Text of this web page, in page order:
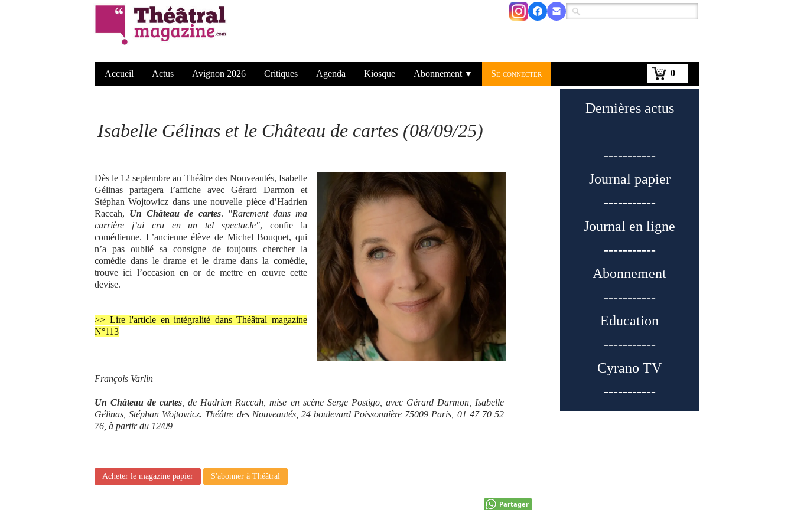
0
Accueil Actus Avignon 2026 Critiques Agenda Kiosque Abonnement ▼ Se connecter
Isabelle Gélinas et le Château de cartes (08/09/25)
Dès le 12 septembre au Théâtre des Nouveautés, Isabelle
Gélinas partagera l’affiche avec Gérard Darmon et
Stéphan Wojtowicz dans une nouvelle pièce d’Hadrien
Raccah, Un Château de cartes.
"Rarement dans ma
carrière j’ai cru en un tel spectacle", confie la
comédienne. L’ancienne élève de Michel Bouquet, qui
n’a pas oublié sa consigne de toujours chercher la
comédie dans le drame et le drame dans la comédie,
trouve ici l’occasion en or de mettre en œuvre cette
devise.
>> Lire l'article en intégralité dans Théâtral magazine
N°113
François Varlin
Un Château de cartes , de Hadrien Raccah, mise en scène Serge Postigo, avec Gérard Darmon, Isabelle
Gélinas, Stéphan Wojtowicz. Théâtre des Nouveautés, 24 boulevard Poissonnière 75009 Paris, 01 47 70 52
76, à partir du 12/09
Acheter le magazine papier S'abonner à Théâtral
Partager
Dernières actus
-----------
Journal papier
-----------
Journal en ligne
-----------
Abonnement
-----------
Education
-----------
Cyrano TV
-----------